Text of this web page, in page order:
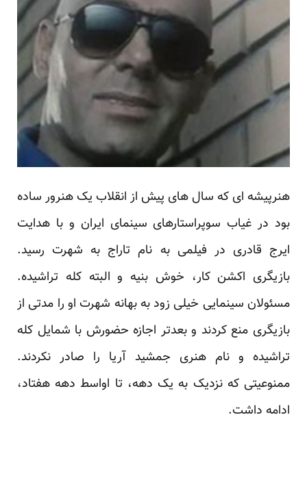
هنرپیشه ای که سال های پیش از انقلاب یک هنرور ساده
بود در غیاب سوپراستارهای سینمای ایران و با هدایت
ایرج قادری در فیلمی به نام تاراج به شهرت رسید.
بازیگری اکشن کار، خوش بنیه و البته کله تراشیده.
مسئولان سینمایی خیلی زود به بهانه شهرت او را مدتی از
بازیگری منع کردند و بعدتر اجازه حضورش با شمایل کله
تراشیده و نام هنری جمشید آریا را صادر نکردند.
ممنوعیتی که نزدیک به یک دهه، تا اواسط دهه هفتاد،
ادامه داشت.